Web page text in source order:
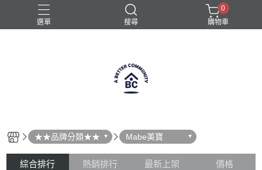
選單 搜尋
半自動咖啡機 咖啡機
0
購物車
★★品牌分類★★ Mabe美寶
綜合排行 熱銷排行 最新上架 價格